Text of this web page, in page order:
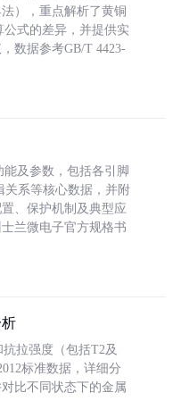
），重点解析了黄铜
公式的差异，并提供实
数据参考GB/T 4423-
能及参数，包括各引脚
关系等核心数据，并附
、保护机制及典型应
兰微电子官方规格书
拉强度（包括T2及
标准数据，详细分
比不同状态下的金属